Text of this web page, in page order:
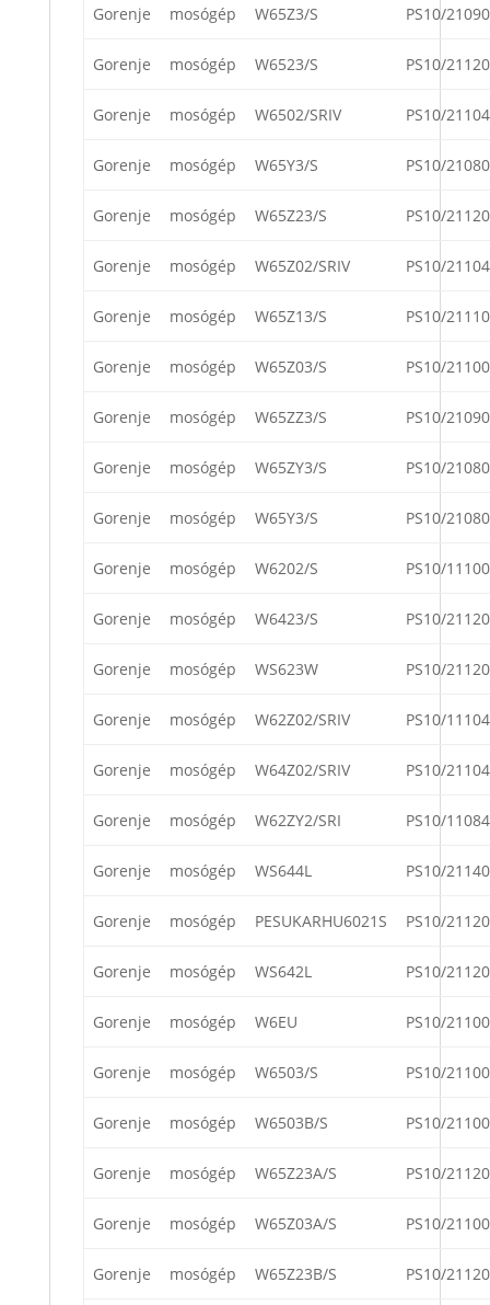
Gorenje mosógép W65Z3/S PS10/21090
Gorenje mosógép W6523/S PS10/21120
Gorenje mosógép W6502/SRIV PS10/21104
Gorenje mosógép W65Y3/S PS10/21080
Gorenje mosógép W65Z23/S PS10/21120
Gorenje mosógép W65Z02/SRIV PS10/21104
Gorenje mosógép W65Z13/S PS10/21110
Gorenje mosógép W65Z03/S PS10/21100
Gorenje mosógép W65ZZ3/S PS10/21090
Gorenje mosógép W65ZY3/S PS10/21080
Gorenje mosógép W65Y3/S PS10/21080
Gorenje mosógép W6202/S PS10/11100
Gorenje mosógép W6423/S PS10/21120
Gorenje mosógép WS623W PS10/21120
Gorenje mosógép W62Z02/SRIV PS10/11104
Gorenje mosógép W64Z02/SRIV PS10/21104
Gorenje mosógép W62ZY2/SRI PS10/11084
Gorenje mosógép WS644L PS10/21140
Gorenje mosógép PESUKARHU6021S PS10/21120
Gorenje mosógép WS642L PS10/21120
Gorenje mosógép W6EU PS10/21100
Gorenje mosógép W6503/S PS10/21100
Gorenje mosógép W6503B/S PS10/21100
Gorenje mosógép W65Z23A/S PS10/21120
Gorenje mosógép W65Z03A/S PS10/21100
Gorenje mosógép W65Z23B/S PS10/21120